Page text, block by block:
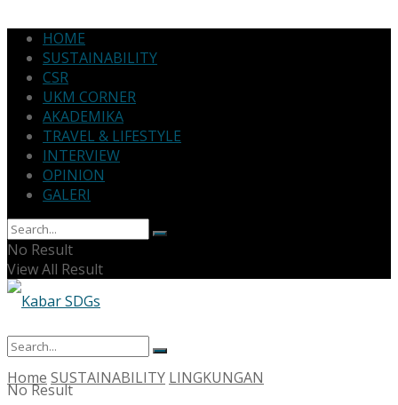
HOME
SUSTAINABILITY
CSR
UKM CORNER
AKADEMIKA
TRAVEL & LIFESTYLE
INTERVIEW
OPINION
GALERI
No Result
View All Result
No Result
Home SUSTAINABILITY LINGKUNGAN